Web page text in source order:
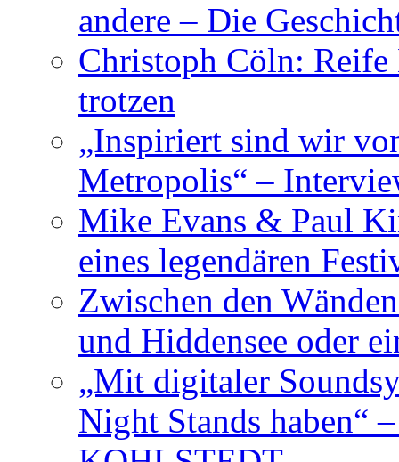
andere – Die
Christoph Cöln:
trotzen
„Inspiriert sind wir
Metropolis“ –
Mike Evans & Paul
eines legendären
Zwischen den
und Hiddensee oder
„Mit digitaler
Night Stands haben“